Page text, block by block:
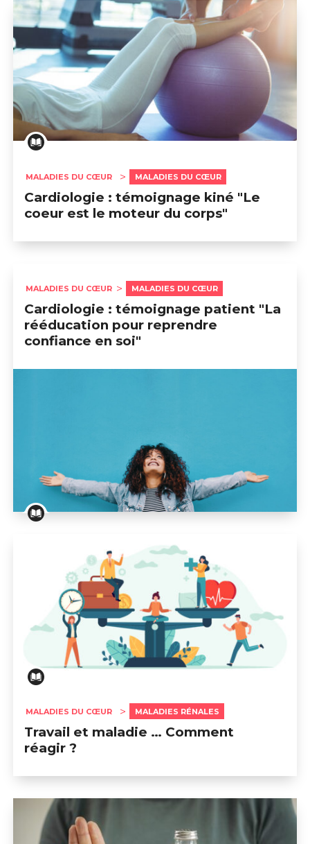
MALADIES DU CŒUR MALADIES DU CŒUR
Cardiologie : témoignage kiné "Le
coeur est le moteur du corps"
MALADIES DU CŒUR MALADIES DU CŒUR
Cardiologie : témoignage patient "La
rééducation pour reprendre
confiance en soi"
Cardiologie : témoignage patient "La rééducation
MALADIES DU CŒUR MALADIES RÉNALES
Travail et maladie … Comment
réagir ?